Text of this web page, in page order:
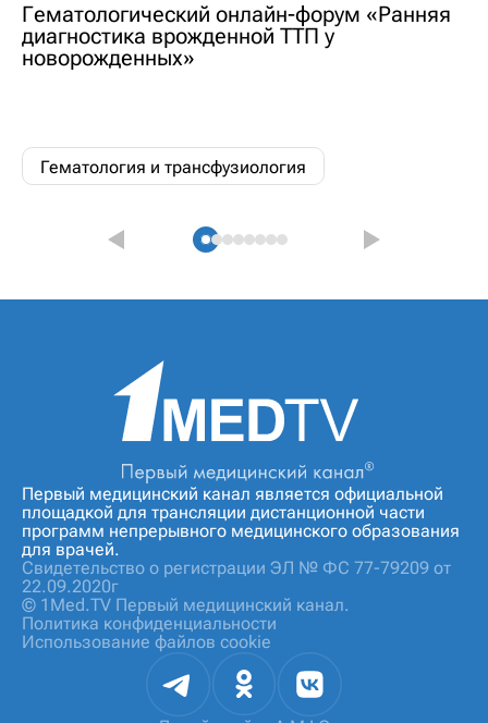
Гематологический онлайн-форум «Ранняя
диагностика врожденной ТТП у
новорожденных»
Гематология и трансфузиология
Первый медицинский канал является официальной
площадкой для трансляции дистанционной части
программ непрерывного медицинского образования
для врачей.
Свидетельство о регистрации ЭЛ № ФС 77-79209 от
22.09.2020г
© 1Med.TV Первый медицинский канал.
Политика конфиденциальности
Использование файлов cookie